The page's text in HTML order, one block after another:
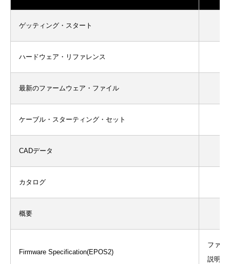
ゲッティング・スタート
ハードウェア・リファレンス
最新のファームウェア・ファイル
ケーブル・スターティング・セット
CADデータ
カタログ
概要
Firmware Specification(EPOS2)
ファー
説明＿